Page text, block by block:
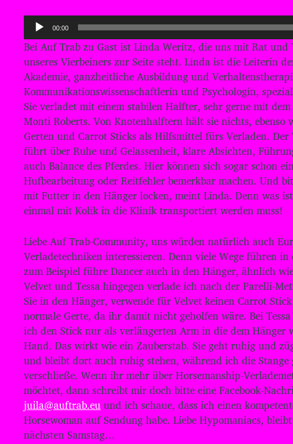
u
d
i
o
-
P
l
a
y
e
r
00:00
Bei Auf Trab zu Gast ist Linda Weritz, die uns mit Rat und
unseres Vierbeiners zur Seite steht. Linda ist die Leiterin
Akademie, ganzheitliche Ausbildung und
Kommunikationswissenschaftlerin und Psychologin,
Sie verladet mit einem stabilen Halfter, sehr gerne mit
Monti Roberts. Von Knotenhalftern hält sie nichts, ebenso
Gerten und Carrot Sticks als Hilfsmittel fürs Verladen. Der
führt über Ruhe und Gelassenheit, klare Absichten,
auch Balance des Pferdes. Hier können sich sogar schon
Hufbearbeitung oder Reitfehler bemerkbar machen. Und
mit Futter in den Hänger locken, meint Linda. Denn was
einmal mit Kolik in die Klinik transportiert werden muss!
Liebe Auf Trab-Community, uns würden natürlich auch
Verladetechniken interessieren. Denn viele Wege führen
zum Beispiel führe Dancer auch in den Hänger, ähnlich
Velvet und Tessa hingegen verlade ich nach der Parelli-
Sie in den Hänger, verwende für Velvet keinen Carrot
normale Gerte, da ihr damit nicht geholfen wäre. Bei
ich den Stick nur als verlängerten Arm in die dem Hänger
Hand. Das wirkt wie ein Zauberstab. Sie geht ruhig und
und bleibt dort auch ruhig stehen, während ich die Stange
verschließe. Wenn ihr mehr über Horsemanship-
möchtet, dann schreibt mir doch bitte eine Facebook-
juila@auftrab.euund ich schaue, dass ich einen
Horsewoman auf Sendung habe. Liebe Hypomaniacs,
nächsten Samstag…